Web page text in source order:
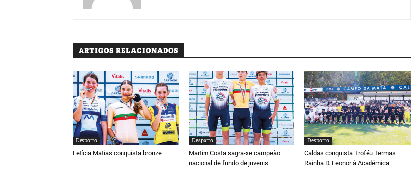
ARTIGOS RELACIONADOS
Desporto
Letícia Matias conquista bronze
Desporto
Martim Costa sagra-se campeão
nacional de fundo de juvenis
Desporto
Caldas conquista Troféu Termas
Rainha D. Leonor à Académica